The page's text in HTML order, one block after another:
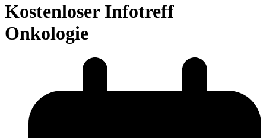
Kostenloser Infotreff
Onkologie